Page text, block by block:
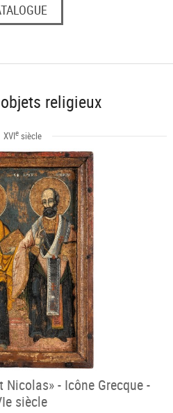
religieux
esiècle
Nicolas» - Icône Grecque -
siècle